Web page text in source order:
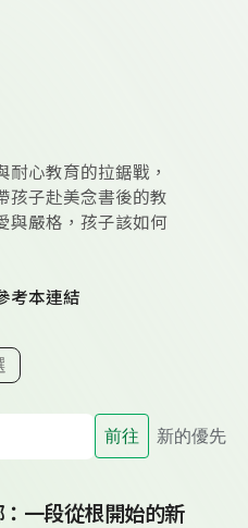
耐心教育的拉鋸戰，
孩子赴美念書後的教
與嚴格，孩子該如何
考本連結
前往 新的優先
一段從根開始的新